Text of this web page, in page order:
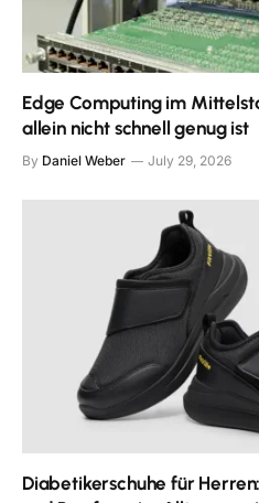
Edge Computing im
allein nicht schnell genug ist
By Daniel Weber July 29, 2026
Diabetikerschuhe für